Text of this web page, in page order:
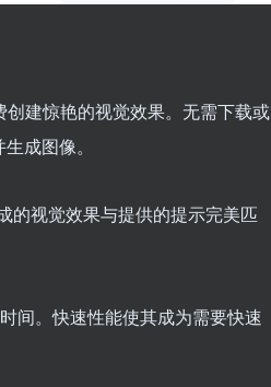
建惊艳的视觉效果。无需下载或
成图像。
的视觉效果与提供的提示完美匹
间。快速性能使其成为需要快速